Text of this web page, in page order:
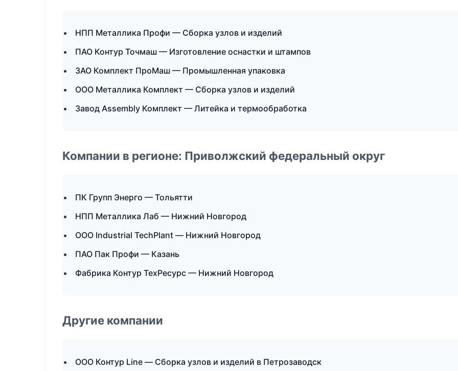
НПП Металлика Профи — Сборка узлов и изделий
ПАО Контур Точмаш — Изготовление оснастки и штампов
ЗАО Комплект ПроМаш — Промышленная упаковка
ООО Металлика Комплект — Сборка узлов и изделий
Завод Assembly Комплект — Литейка и термообработка
Компании в регионе: Приволжский федеральный округ
ПК Групп Энерго — Тольятти
НПП Металлика Лаб — Нижний Новгород
ООО Industrial TechPlant — Нижний Новгород
ПАО Пак Профи — Казань
Фабрика Контур ТехРесурс — Нижний Новгород
Другие компании
ООО Контур Line — Сборка узлов и изделий в Петрозаводск